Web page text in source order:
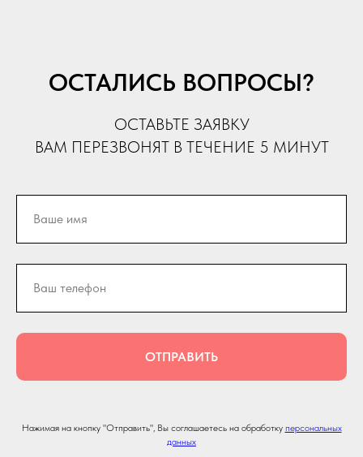
ОСТАЛИСЬ ВОПРОСЫ?
ОСТАВЬТЕ ЗАЯВКУ
ВАМ ПЕРЕЗВОНЯТ В ТЕЧЕНИЕ 5 МИНУТ
ОТПРАВИТЬ
Нажимая на кнопку "Отправить", Вы соглашаетесь на обработку персональных
данных